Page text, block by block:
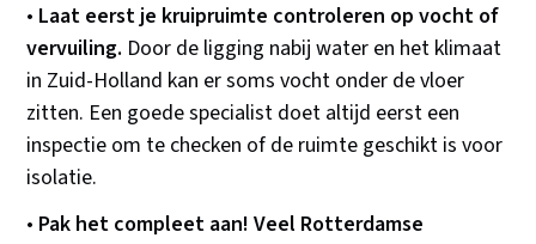
• Laat eerst je kruipruimte controleren op vocht of
vervuiling. Door de ligging nabij water en het klimaat
in Zuid-Holland kan er soms vocht onder de vloer
zitten. Een goede specialist doet altijd eerst een
inspectie om te checken of de ruimte geschikt is voor
isolatie.
• Pak het compleet aan! Veel Rotterdamse